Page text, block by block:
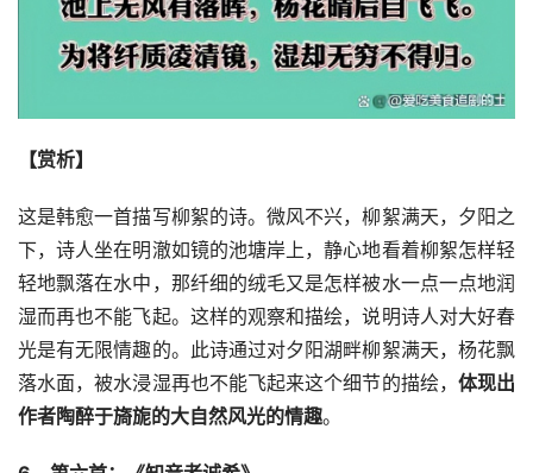
【赏析】
这是韩愈一首描写柳絮的诗。微风不兴，柳絮满天，夕阳之
下，诗人坐在明澈如镜的池塘岸上，静心地看着柳絮怎样轻
轻地飘落在水中，那纤细的绒毛又是怎样被水一点一点地润
湿而再也不能飞起。这样的观察和描绘，说明诗人对大好春
光是有无限情趣的。此诗通过对夕阳湖畔柳絮满天，杨花飘
落水面，被水浸湿再也不能飞起来这个细节的描绘， 体现出
作者陶醉于旖旎的大自然风光的情趣。